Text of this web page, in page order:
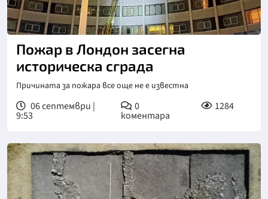
Пожар в Лондон засегна
историческа сграда
Причината за пожара все още не е известна
06 септември |
9:53
0
коментара
1284